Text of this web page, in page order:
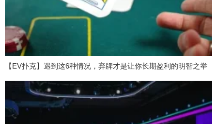
【EV扑克】遇到这6种情况，弃牌才是让你长期盈利的明智之举